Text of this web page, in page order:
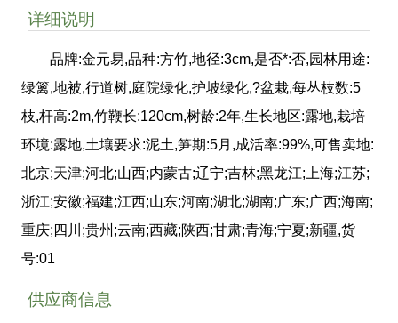
详细说明
品牌:金元易,品种:方竹,地径:3cm,是否*:否,园林用途:
绿篱,地被,行道树,庭院绿化,护坡绿化,?盆栽,每丛枝数:5
枝,杆高:2m,竹鞭长:120cm,树龄:2年,生长地区:露地,栽培
环境:露地,土壤要求:泥土,笋期:5月,成活率:99%,可售卖地:
北京;天津;河北;山西;内蒙古;辽宁;吉林;黑龙江;上海;江苏;
浙江;安徽;福建;江西;山东;河南;湖北;湖南;广东;广西;海南;
重庆;四川;贵州;云南;西藏;陕西;甘肃;青海;宁夏;新疆,货
号:01
供应商信息